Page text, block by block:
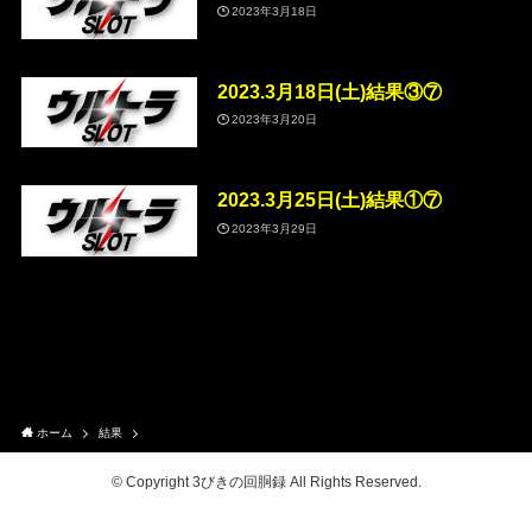
2023年3月18日
2023.3月18日(土)結果③⑦
2023年3月20日
2023.3月25日(土)結果①⑦
2023年3月29日
ホーム 結果
©Copyright 3びきの回胴録 All Rights Reserved.